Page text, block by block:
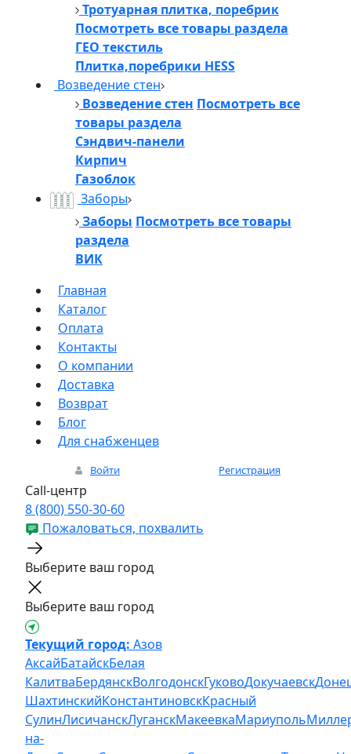
Тротуарная плитка, поребрик
Посмотреть все товары раздела
ГЕО текстиль
Плитка,поребрики HESS
Возведение стен
Возведение стен Посмотреть все
товары раздела
Сэндвич-панели
Кирпич
Газоблок
Заборы
Заборы Посмотреть все товары
раздела
ВИК
Главная
Каталог
Оплата
Контакты
О компании
Доставка
Возврат
Блог
Для снабженцев
Войти Регистрация
Call-центр
8 (800) 550-30-60
Пожаловаться, похвалить
Выберите ваш город
Выберите ваш город
Текущий город: Азов
АксайБатайскБелая
КалитваБердянскВолгодонскГуковоДокучаевск
ШахтинскийКонстантиновскКрасный
СулинЛисичанскЛуганскМакеевкаМариуполь
на-